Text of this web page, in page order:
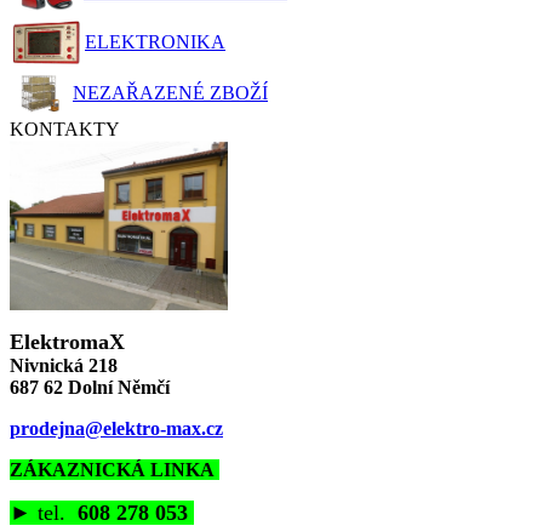
ELEKTRONIKA
NEZAŘAZENÉ ZBOŽÍ
KONTAKTY
ElektromaX
Nivnická 218
687 62 Dolní Němčí
prodejna@elektro-max.cz
ZÁKAZNICKÁ LINKA
► tel. 608 278 053